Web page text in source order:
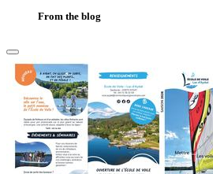
From the blog